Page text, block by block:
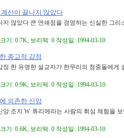
산이 끝나지 않았다
지 않았다 큰 연쇄점을 경영하는 신실한 그
기: 0.7K, 보리떡: 0 작성일: 1994-03-10
종교적 감정
정 한 유명한 설교자가 한무리의 청중들에
기: 0.9K, 보리떡: 0 작성일: 1994-03-10
의존한 신앙
앙 조지 W. 튜리에라는 사람의 회심 체험을
기: 0.6K, 보리떡: 0 작성일: 1994-03-10